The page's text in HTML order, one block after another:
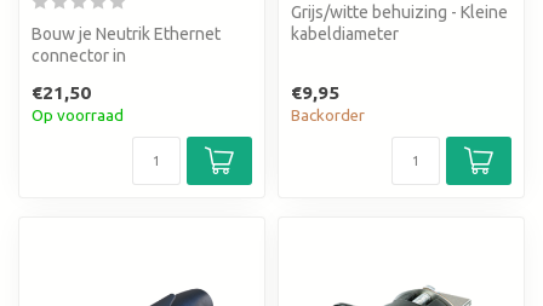
Bouw je Neutrik Ethernet
connector in
€21,50
Op voorraad
Grijs/witte behuizing - Kleine
kabeldiameter
€9,95
Backorder